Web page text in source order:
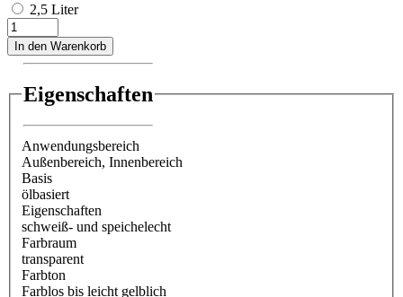
2,5 Liter
In den Warenkorb
Eigenschaften
Anwendungsbereich
Außenbereich, Innenbereich
Basis
ölbasiert
Eigenschaften
schweiß- und speichelecht
Farbraum
transparent
Farbton
Farblos bis leicht gelblich